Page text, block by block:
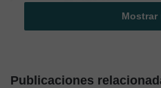
Ya estamos de vuelta con
Mostrar
Publicaciones